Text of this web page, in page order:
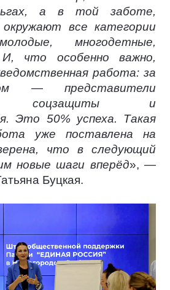
а в той заботе,
все категории
многодетные,
И, что особенно важно,
работа: за
— представители
соцзащиты и
Это 50% успеха. Такая
уже поставлена на
что в следующий
новые шаги вперёд», —
Буцкая.